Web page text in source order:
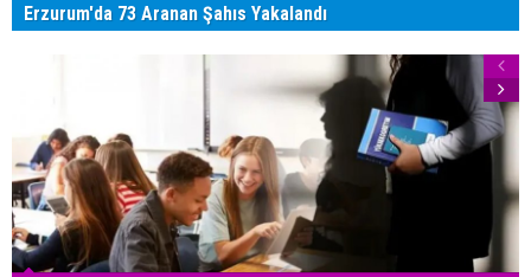
Erzurum'da 73 Aranan Şahıs Yakalandı